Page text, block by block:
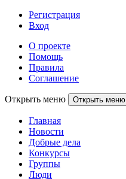
Регистрация
Вход
О проекте
Помощь
Правила
Соглашение
Открыть меню Открыть меню
Главная
Новости
Добрые дела
Конкурсы
Группы
Люди